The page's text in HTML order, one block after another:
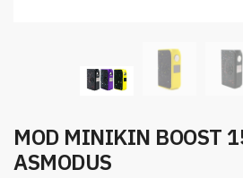
MOD MINIKIN BOOST
ASMODUS